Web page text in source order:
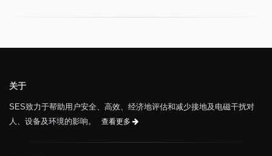
关于
SES致力于帮助用户安全、高效、经济地评估和减少接地及电磁干扰对
人、设备及环境的影响。
查看更多